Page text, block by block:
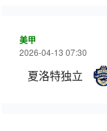
美甲
2026-04-13 07:30
夏洛特独立